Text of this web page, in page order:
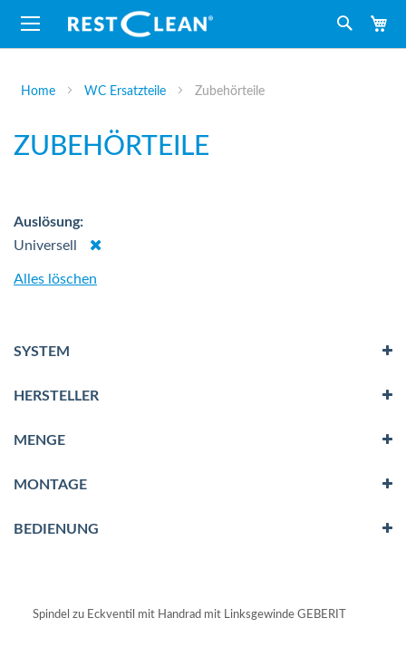
Suche
Home WC Ersatzteile Zubehörteile
ZUBEHÖRTEILE
Spindel zu Eckventil mit Handrad mit Linksgewinde GEBERIT
Auslösung
Universell
Dies
Alles löschen
SYSTEM
HERSTELLER
MENGE
MONTAGE
BEDIENUNG